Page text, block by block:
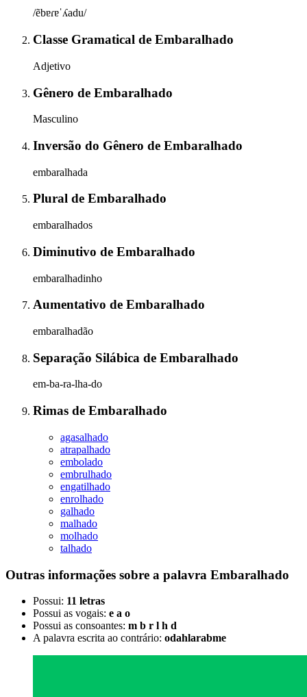
/ẽbɐɾɐˈʎadu/
Classe Gramatical de Embaralhado
Adjetivo
Gênero de Embaralhado
Masculino
Inversão do Gênero de Embaralhado
embaralhada
Plural de Embaralhado
embaralhados
Diminutivo de Embaralhado
embaralhadinho
Aumentativo de Embaralhado
embaralhadão
Separação Silábica de Embaralhado
em-ba-ra-lha-do
Rimas de Embaralhado
agasalhado
atrapalhado
embolado
embrulhado
engatilhado
enrolhado
galhado
malhado
molhado
talhado
Outras informações sobre a palavra Embaralhado
Possui: 11 letras
Possui as vogais: e a o
Possui as consoantes: m b r l h d
A palavra escrita ao contrário: odahlarabme